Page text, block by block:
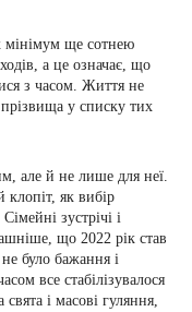
мінімум ще сотнею
а це означає, що
з часом. Життя не
прізвища у списку тих
але й не лише для неї.
клопіт, як вибір
зустрічі і
що 2022 рік став
було бажання і
все стабілізувалося
і масові гуляння,